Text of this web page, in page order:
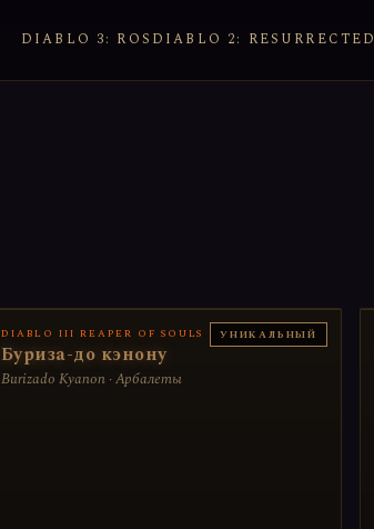
DIABLO 3: ROS DIABLO 2: RESURRECTED
УНИКАЛЬНЫЙ
DIABLO III REAPER OF SOULS
Буриза-до кэнону
Burizado Kyanon · Арбалеты